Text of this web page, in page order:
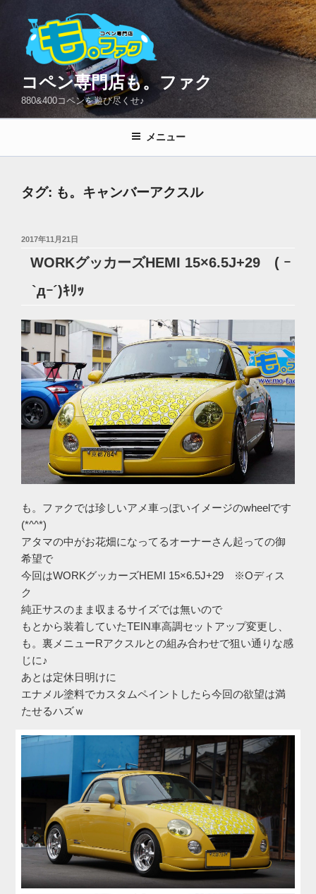
プ
コペン専門店も。ファク
880&400コペンを遊び尽くせ♪
メニュー
タグ: も。キャンバーアクスル
投
2017年11月21日
WORKグッカーズHEMI 15×6.5J+29 ( ｰ
`дｰ´)ｷﾘｯ
も。ファクでは珍しいアメ車っぽいイメージのwheelです
(*^^*)
アタマの中がお花畑になってるオーナーさん起っての御
希望で
今回はWORKグッカーズHEMI 15×6.5J+29 ※Oディス
ク
純正サスのまま収まるサイズでは無いので
もとから装着していたTEIN車高調セットアップ変更し、
も。裏メニューRアクスルとの組み合わせで狙い通りな感
じに♪
あとは定休日明けに
エナメル塗料でカスタムペイントしたら今回の欲望は満
たせるハズｗ